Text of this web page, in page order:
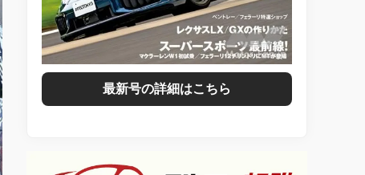
最新号の詳細はこちら